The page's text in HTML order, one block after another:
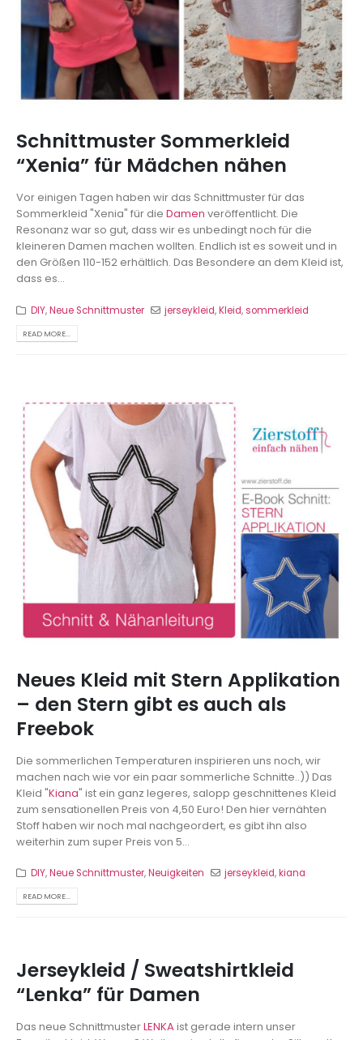
Schnittmuster Sommerkleid
“Xenia” für Mädchen nähen
Vor einigen Tagen haben wir das Schnittmuster für das
Sommerkleid "Xenia" für die Damen veröffentlicht. Die
Resonanz war so gut, dass wir es unbedingt noch für die
kleineren Damen machen wollten. Endlich ist es soweit und in
den Größen 110-152 erhältlich. Das Besondere an dem Kleid ist,
dass es...
DIY,Neue Schnittmuster jerseykleid,Kleid,sommerkleid
READ MORE...
Neues Kleid mit Stern Applikation
– den Stern gibt es auch als
Freebok
Die sommerlichen Temperaturen inspirieren uns noch, wir
machen nach wie vor ein paar sommerliche Schnitte..)) Das
Kleid "Kiana" ist ein ganz legeres, salopp geschnittenes Kleid
zum sensationellen Preis von 4,50 Euro! Den hier vernähten
Stoff haben wir noch mal nachgeordert, es gibt ihn also
weiterhin zum super Preis von 5...
DIY,Neue Schnittmuster,Neuigkeiten jerseykleid,kiana
READ MORE...
Jerseykleid / Sweatshirtkleid
“Lenka” für Damen
Das neue SchnittmusterLENKAist gerade intern unser